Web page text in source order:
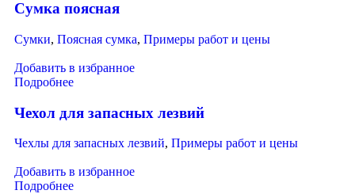
Сумка поясная
Сумки, Поясная сумка, Примеры работ и цены
Добавить в избранное
Подробнее
Чехол для запасных лезвий
Чехлы для запасных лезвий, Примеры работ и цены
Добавить в избранное
Подробнее